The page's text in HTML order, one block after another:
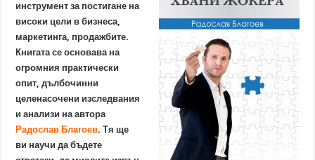
инструмент за постигане на
високи цели в бизнеса,
маркетинга, продажбите.
Книгата се основава на
огромния практически
опит, дълбочинни
целенасочени изследвания
и анализи на автора
Радослав Благоев. Тя ще
ви научи да бъдете